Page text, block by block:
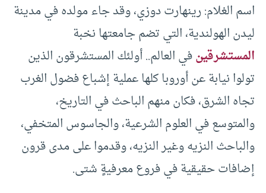
اسم الغلام: رينهارت دوزي، وقد جاء مولده في مدينة
ليدن الهولندية، التي تضم جامعتها نخبة
المستشرقينفي العالم.. أولئك المستشرقون الذين
تولوا نيابة عن أوروبا كلها عملية إشباع فضول الغرب
تجاه الشرق، فكان منهم الباحث في التاريخ،
والمتوسع في العلوم الشرعية، والجاسوس المتخفي،
والباحث النزيه وغير النزيه، وقدموا على مدى قرون
إضافات حقيقية في فروع معرفيةٍ شتى.